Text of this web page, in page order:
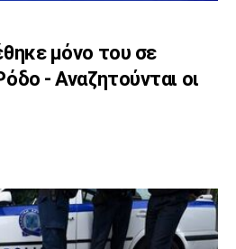
μόνο του σε
- Αναζητούνται οι